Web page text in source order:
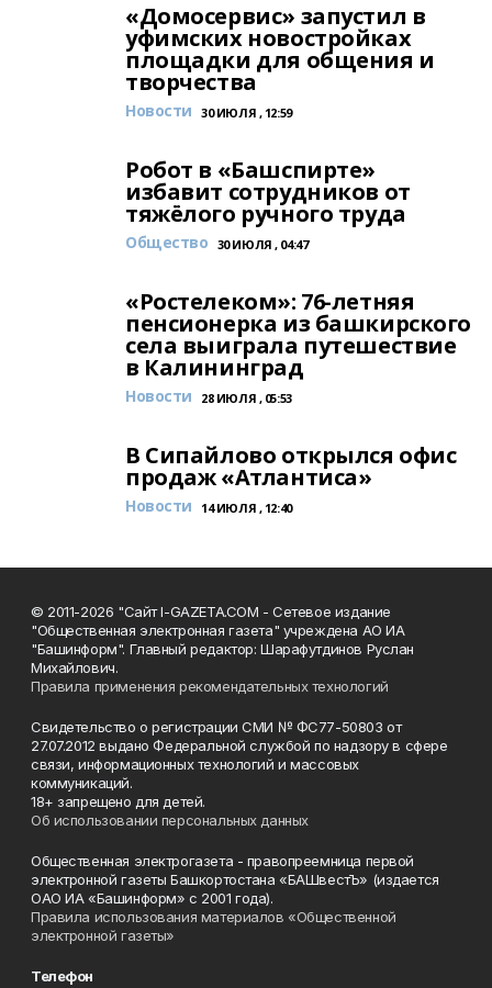
«Домосервис» запустил в
уфимских новостройках
площадки для общения и
творчества
Новости 30 ИЮЛЯ , 12:59
Робот в «Башспирте»
избавит сотрудников от
тяжёлого ручного труда
Общество 30 ИЮЛЯ , 04:47
«Ростелеком»: 76-летняя
пенсионерка из башкирского
села выиграла путешествие
в Калининград
Новости 28 ИЮЛЯ , 05:53
В Сипайлово открылся офис
продаж «Атлантиса»
Новости 14 ИЮЛЯ , 12:40
© 2011-2026 "Сайт I-GAZETA.COM - Сетевое издание
"Общественная электронная газета" учреждена АО ИА
"Башинформ". Главный редактор: Шарафутдинов Руслан
Михайлович.
Правила применения рекомендательных технологий
Свидетельство о регистрации СМИ № ФС77-50803 от
27.07.2012 выдано Федеральной службой по надзору в сфере
связи, информационных технологий и массовых
коммуникаций.
18+ запрещено для детей.
Об использовании персональных данных
Общественная электрогазета - правопреемница первой
электронной газеты Башкортостана «БАШвестЪ» (издается
ОАО ИА «Башинформ» с 2001 года).
Правила использования материалов «Общественной
электронной газеты»
Телефон